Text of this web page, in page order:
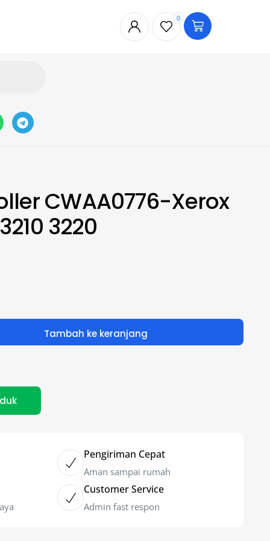
0
CWAA0776-Xerox
3220
Tambah ke keranjang
Pengiriman Cepat
Aman sampai rumah
Customer Service
Admin fast respon